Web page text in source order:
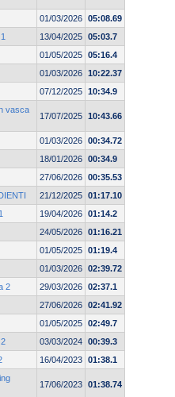
01/03/2026 05:08.69
13/04/2025 05:03.7
01/05/2025 05:16.4
01/03/2026 10:22.37
07/12/2025 10:34.9
vasca
17/07/2025 10:43.66
01/03/2026 00:34.72
18/01/2026 00:34.9
27/06/2026 00:35.53
21/12/2025 01:17.10
19/04/2026 01:14.2
24/05/2026 01:16.21
01/05/2025 01:19.4
01/03/2026 02:39.72
2 29/03/2026 02:37.1
27/06/2026 02:41.92
01/05/2025 02:49.7
03/03/2024 00:39.3
16/04/2023 01:38.1
17/06/2023 01:38.74